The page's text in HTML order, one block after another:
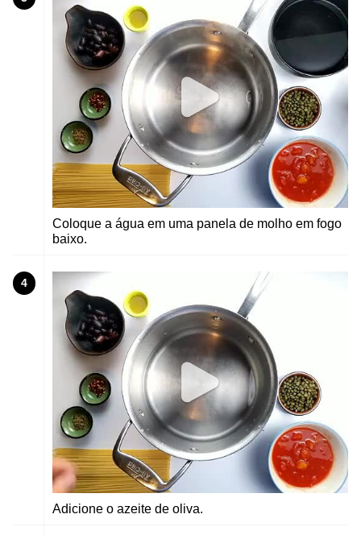
Coloque a água em uma panela de molho em fogo
baixo.
4
Adicione o azeite de oliva.